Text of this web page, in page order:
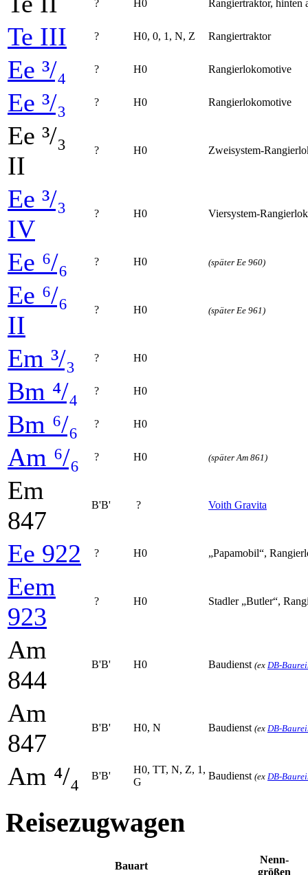
? H0 Rangier­traktor, hinten
Te III ? H0, 0, 1, N, Z Rangiertraktor
Ee ³/₄ ? H0 Rangier­lokomotive
Ee ³/₃ ? H0 Rangier­lokomotive
Ee ³/₃
II
? H0 Zweisystem-
Ee ³/₃
IV
? H0 Viersystem-
Ee ⁶/₆ ? H0 (später Ee 960)
Ee ⁶/₆
II
? H0 (später Ee 961)
Em ³/₃ ? H0
Bm ⁴/₄ ? H0
Bm ⁶/₆ ? H0
Am ⁶/₆ ? H0 (später Am 861)
Em
847
B'B' ? Voith Gravita
Ee 922 ? H0 „Papamobil“,
Eem
923
? H0 Stadler „Butler“,
Am
844
B'B' H0 Baudienst (ex DB-
Am
847
B'B' H0, N Baudienst (ex DB-
Am ⁴/₄ B'B'
H0, TT, N, Z, 1,
G
Baudienst (ex DB-
Reisezugwagen
Bauart
Nenn­
größen